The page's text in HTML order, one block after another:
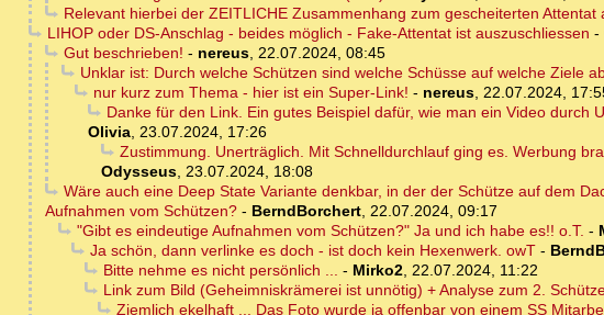
Relevant hierbei der ZEITLICHE Zusammenhang zum gescheiterten Attentat
LIHOP oder DS-Anschlag - beides möglich - Fake-Attentat ist auszuschliessen -
Gut beschrieben! - nereus, 22.07.2024, 08:45
Unklar ist: Durch welche Schützen sind welche Schüsse auf welche Ziele
nur kurz zum Thema - hier ist ein Super-Link! - nereus, 22.07.2024,
Danke für den Link. Ein gutes Beispiel dafür, wie man ein Video
Olivia, 23.07.2024, 17:26
Zustimmung. Unerträglich. Mit Schnelldurchlauf ging es. Werbung
Odysseus, 23.07.2024, 18:08
Wäre auch eine Deep State Variante denkbar, in der der Schütze auf dem
Aufnahmen vom Schützen? - BerndBorchert, 22.07.2024, 09:17
"Gibt es eindeutige Aufnahmen vom Schützen?" Ja und ich habe es!! o.T. -
Ja schön, dann verlinke es doch - ist doch kein Hexenwerk. owT-
Bitte nehme es nicht persönlich ... - Mirko2, 22.07.2024, 11:22
Link zum Bild (Geheimniskrämerei ist unnötig) + Analyse zum 2.
Ziemlich ekelhaft ... Das Foto wurde ja offenbar von einem SS